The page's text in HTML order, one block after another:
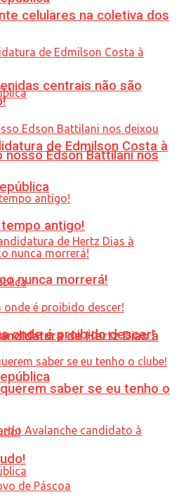
de Edmilson Costa à
de Hertz Dias à
celulares na coletiva dos
centrais não são
nosso Edson Battilani nos
antigo!
nunca morrerá!
onde é proibido descer!
saber se eu tenho o